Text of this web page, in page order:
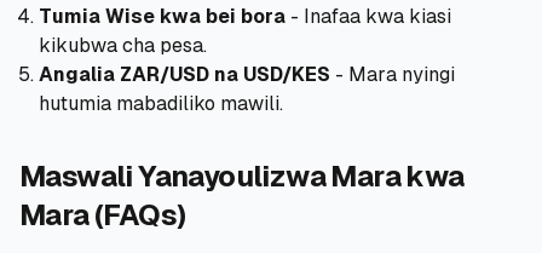
Tumia Wise kwa bei bora - Inafaa kwa kiasi
kikubwa cha pesa.
Angalia ZAR/USD na USD/KES - Mara nyingi
hutumia mabadiliko mawili.
Maswali Yanayoulizwa Mara kwa
Mara (FAQs)